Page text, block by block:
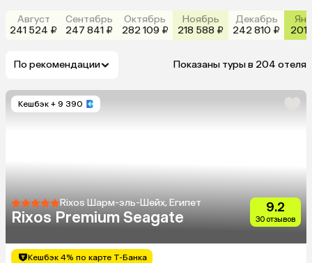
Август
241 524 ₽
Сентябрь
247 841 ₽
Октябрь
282 109 ₽
Ноябрь
218 588 ₽
Декабрь
242 810 ₽
201
По рекомендации Показаны туры в 204 отеля
Кешбэк + 9 390
Rixos Шарм-эль-Шейх, Египет
Rixos Premium Seagate
9.2
30 отзывов
Кешбэк 4% по карте Т-Банка